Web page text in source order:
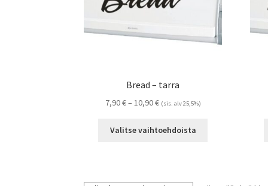
Bread – tarra
7,90€– 10,90€Hintaluokka:
-
(sis. alv 25,5%)
Valitse vaihtoehdoista